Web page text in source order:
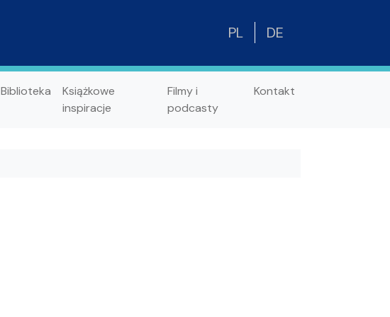
PL DE
Biblioteka
Książkowe
inspiracje
Filmy i
podcasty
Kontakt